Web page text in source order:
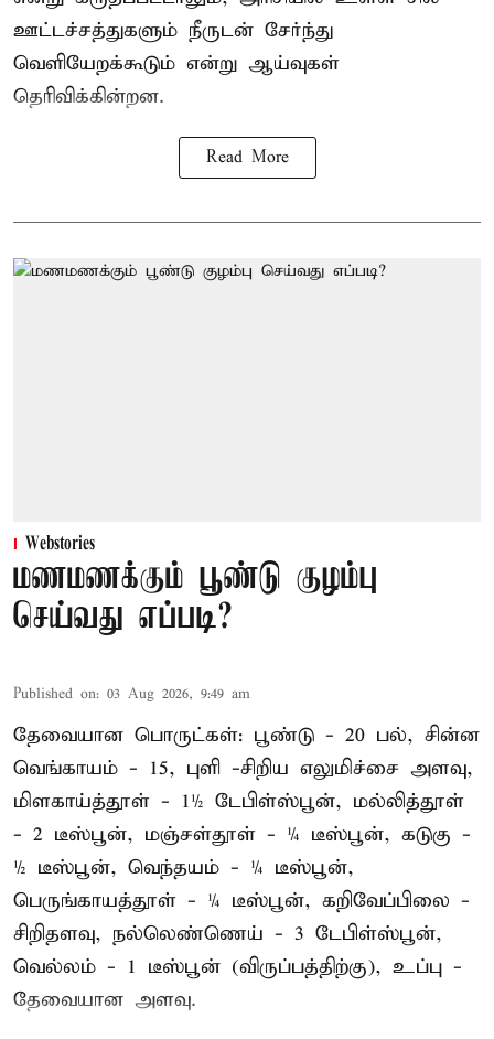
ஊட்டச்சத்துகளும் நீருடன் சேர்ந்து
வெளியேறக்கூடும் என்று ஆய்வுகள்
தெரிவிக்கின்றன.
Read More
Webstories
மணமணக்கும் பூண்டு குழம்பு
செய்வது எப்படி?
Published on: 03 Aug 2026, 9:49 am
தேவையான பொருட்கள்: பூண்டு - 20 பல், சின்ன
வெங்காயம் - 15, புளி -சிறிய எலுமிச்சை அளவு,
மிளகாய்த்தூள் - 1½ டேபிள்ஸ்பூன், மல்லித்தூள்
- 2 டீஸ்பூன், மஞ்சள்தூள் - ¼ டீஸ்பூன், கடுகு -
½ டீஸ்பூன், வெந்தயம் - ¼ டீஸ்பூன்,
பெருங்காயத்தூள் - ¼ டீஸ்பூன், கறிவேப்பிலை -
சிறிதளவு, நல்லெண்ணெய் - 3 டேபிள்ஸ்பூன்,
வெல்லம் - 1 டீஸ்பூன் (விருப்பத்திற்கு), உப்பு -
தேவையான அளவு.